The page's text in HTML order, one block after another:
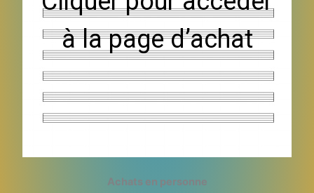
à la page d’achat
Achats en personne